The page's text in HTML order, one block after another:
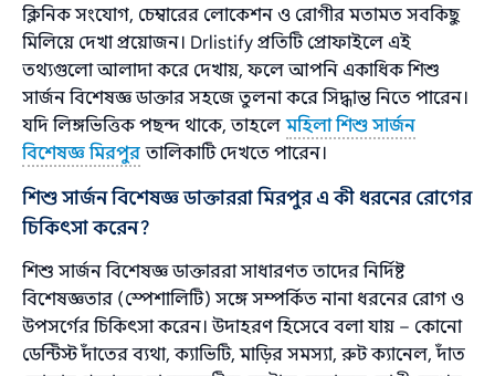
ক্লিনিক সংযোগ, চেম্বারের লোকেশন ও রোগীর মতামত সবকিছু
মিলিয়ে দেখা প্রয়োজন। Drlistify প্রতিটি প্রোফাইলে এই
তথ্যগুলো আলাদা করে দেখায়, ফলে আপনি একাধিক শিশু
সার্জন বিশেষজ্ঞ ডাক্তার সহজে তুলনা করে সিদ্ধান্ত নিতে পারেন।
যদি লিঙ্গভিত্তিক পছন্দ থাকে, তাহলেমহিলা শিশু সার্জন
বিশেষজ্ঞ মিরপুর তালিকাটি দেখতে পারেন।
শিশু সার্জন বিশেষজ্ঞ ডাক্তাররা মিরপুর এ কী ধরনের রোগের
চিকিৎসা করেন?
শিশু সার্জন বিশেষজ্ঞ ডাক্তাররা সাধারণত তাদের নির্দিষ্ট
বিশেষজ্ঞতার (স্পেশালিটি) সঙ্গে সম্পর্কিত নানা ধরনের রোগ ও
উপসর্গের চিকিৎসা করেন। উদাহরণ হিসেবে বলা যায় – কোনো
ডেন্টিস্ট দাঁতের ব্যথা, ক্যাভিটি, মাড়ির সমস্যা, রুট ক্যানেল, দাঁত